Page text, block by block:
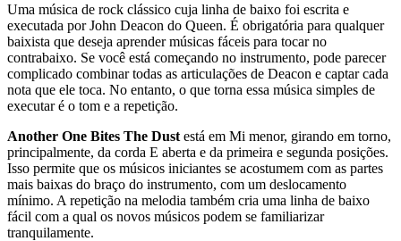
Uma música de rock clássico cuja linha de baixo foi escrita e
executada por John Deacon do Queen. É obrigatória para qualquer
baixista que deseja aprender músicas fáceis para tocar no
contrabaixo. Se você está começando no instrumento, pode parecer
complicado combinar todas as articulações de Deacon e captar cada
nota que ele toca. No entanto, o que torna essa música simples de
executar é o tom e a repetição.
Another One Bites The Dust está em Mi menor, girando em torno,
principalmente, da corda E aberta e da primeira e segunda posições.
Isso permite que os músicos iniciantes se acostumem com as partes
mais baixas do braço do instrumento, com um deslocamento
mínimo. A repetição na melodia também cria uma linha de baixo
fácil com a qual os novos músicos podem se familiarizar
tranquilamente.